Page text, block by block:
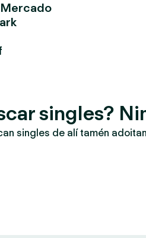
Mercado
singles?
singles de alí tamén